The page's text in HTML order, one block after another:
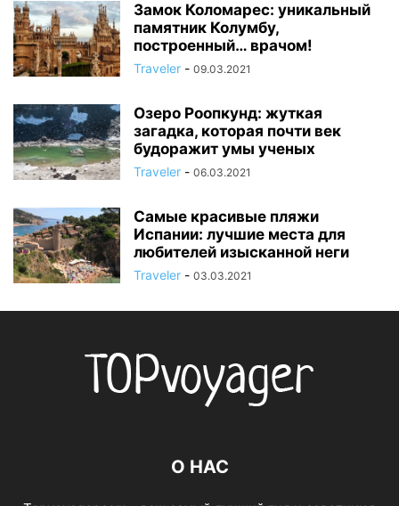
Замок Коломарес: уникальный
памятник Колумбу,
построенный… врачом!
Traveler - 09.03.2021
Озеро Роопкунд: жуткая
загадка, которая почти век
будоражит умы ученых
Traveler - 06.03.2021
Самые красивые пляжи
Испании: лучшие места для
любителей изысканной неги
Traveler - 03.03.2021
О НАС